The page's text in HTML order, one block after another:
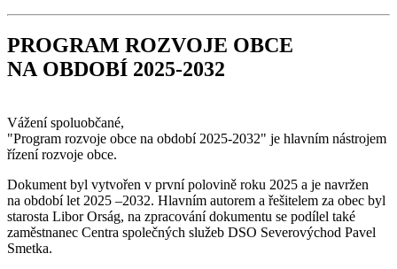
PROGRAM ROZVOJE OBCE
NA OBDOBÍ 2025-2032
Vážení spoluobčané,
"Program rozvoje obce na období 2025-2032" je hlavním nástrojem
řízení rozvoje obce.
Dokument byl vytvořen v první polovině roku 2025 a je navržen
na období let 2025 –2032. Hlavním autorem a řešitelem za obec byl
starosta Libor Orság, na zpracování dokumentu se podílel také
zaměstnanec Centra společných služeb DSO Severovýchod Pavel
Smetka.